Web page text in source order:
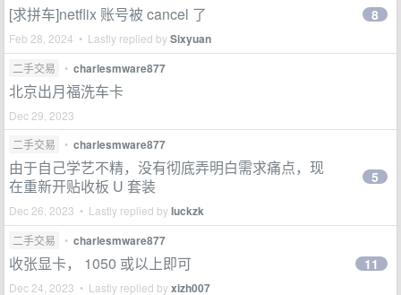
[求拼车]netflix 账号被 cancel 了
Feb 28, 2024 • Lastly replied bySixyuan
8
二手交易 • charlesmware877
北京出月福洗车卡
Dec 29, 2023
二手交易
• charlesmware877
由于自己学艺不精，没有彻底弄明白需求痛点，现
在重新开贴收板 U 套装
Dec 26, 2023 • Lastly replied byluckzk
5
二手交易 • charlesmware877
收张显卡， 1050 或以上即可
Dec 24, 2023 • Lastly replied byxizh007
11